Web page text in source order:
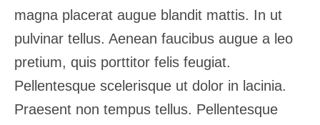
magna placerat augue blandit mattis. In ut
pulvinar tellus. Aenean faucibus augue a leo
pretium, quis porttitor felis feugiat.
Pellentesque scelerisque ut dolor in lacinia.
Praesent non tempus tellus. Pellentesque